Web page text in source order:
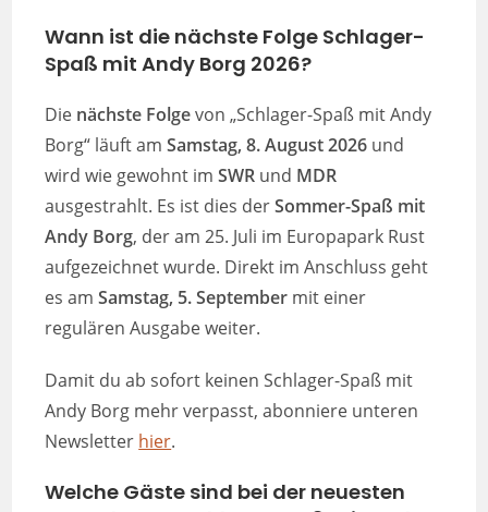
Wann ist die nächste Folge Schlager-
Spaß mit Andy Borg 2026?
Die nächste Folgevon „Schlager-Spaß mit Andy
Borg“ läuft amSamstag, 8. August2026 und
wird wie gewohnt imSWR und MDR
ausgestrahlt. Es ist dies derSommer-Spaß mit
Andy Borg, der am 25. Juli im Europapark Rust
aufgezeichnet wurde. Direkt im Anschluss geht
es amSamstag, 5. September mit einer
regulären Ausgabe weiter.
Damit du ab sofort keinen Schlager-Spaß mit
Andy Borg mehr verpasst, abonniere unteren
Newsletter hier.
Welche Gäste sind bei der neuesten